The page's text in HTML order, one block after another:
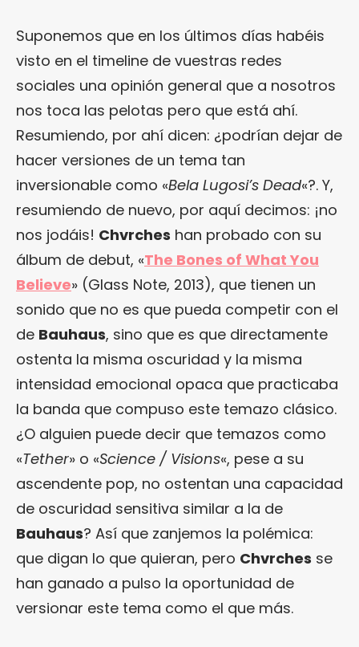
Suponemos que en los últimos días habéis
visto en el timeline de vuestras redes
sociales una opinión general que a nosotros
nos toca las pelotas pero que está ahí.
Resumiendo, por ahí dicen: ¿podrían dejar de
hacer versiones de un tema tan
inversionable como «Bela Lugosi’s Dead«?. Y,
resumiendo de nuevo, por aquí decimos: ¡no
nos jodáis! Chvrches han probado con su
álbum de debut, «The Bones of What You
Believe» (Glass Note, 2013), que tienen un
sonido que no es que pueda competir con el
de Bauhaus, sino que es que directamente
ostenta la misma oscuridad y la misma
intensidad emocional opaca que practicaba
la banda que compuso este temazo clásico.
¿O alguien puede decir que temazos como
«Tether» o «Science / Visions«, pese a su
ascendente pop, no ostentan una capacidad
de oscuridad sensitiva similar a la de
Bauhaus? Así que zanjemos la polémica:
que digan lo que quieran, pero Chvrches se
han ganado a pulso la oportunidad de
versionar este tema como el que más.